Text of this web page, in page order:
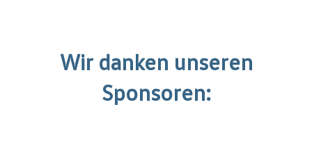
Wir danken unseren
Sponsoren: